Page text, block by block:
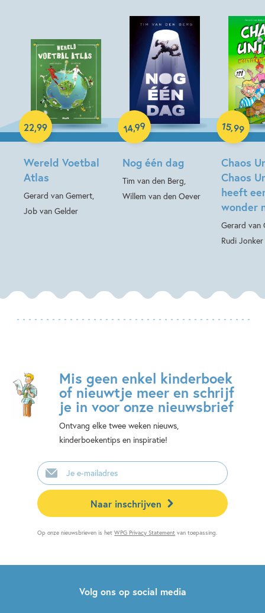
Wereld Voetbal
Atlas
Gerard van Gemert,
Job van Gelder
22,99
Hardcover
Nog één dag
Tim van den Berg,
Willem van den Oever
14,99
Paperback
Chaos
Chaos
heeft
wonder
Gerard van
Rudi Jonker
15,99
Hardcover
Mis geen enkel kinderboek
of nieuwtje meer en schrijf
je in voor onze nieuwsbrief
Ontvang elke twee weken nieuws,
kinderboekentips en inspiratie!
E-
mailadres
Naar inschrijven
Op onze nieuwsbrieven is hetWPG Privacy Statement van toepassing.
Volg ons op social media